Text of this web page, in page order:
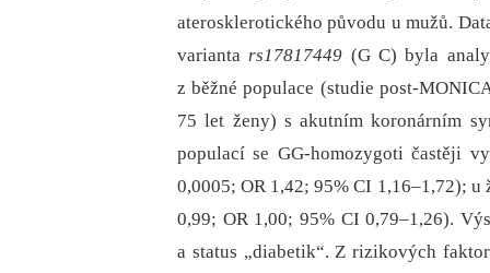
aterosklerotického původu u mužů.
variantars17817449 (G C) byla
z běžné populace (studie post-
75 let ženy) s akutním koronárním
populací se GG-homozygoti častěji
0,0005; OR 1,42; 95% CI 1,16–1,72);
0,99; OR 1,00; 95% CI 0,79–1,26).
a status „diabetik“. Z rizikových